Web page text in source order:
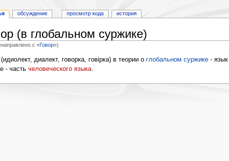
(в глобальном суржике)
с «Говор»)
(идиолект, диалект, говорка, говірка) в теории о глобальном суржике- язык
- часть человеческого языка.
обсуждение просмотр кода история